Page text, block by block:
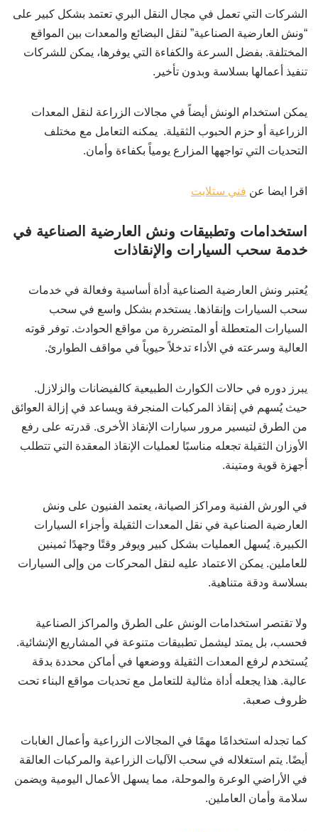
الشركات التي تعمل في مجال النقل البري تعتمد بشكل كبير على
“ونش العارضية الصناعية” لنقل البضائع والمعدات بين المواقع
المختلفة. بفضل السرعة والكفاءة التي يوفرها، يمكن للشركات
تنفيذ أعمالها بسلاسة وبدون تأخير.
يمكن استخدام الونش أيضاً في مجالات الزراعة لنقل المعدات
الزراعية أو حزم الحبوب الثقيلة. يمكنه التعامل مع مختلف
التحديات التي تواجهها المزارع يومياً بكفاءة وأمان.
اقرا ايضا عن فني ستلايت
استخدامات وتطبيقات ونش العارضية الصناعية في
خدمة سحب السيارات والإنقاذات
يُعتبر ونش العارضية الصناعية أداة أساسية وفعالة في خدمات
سحب السيارات وإنقاذها. يستخدم بشكل واسع في سحب
السيارات المتعطلة أو المتضررة من مواقع الحوادث. توفر قوته
العالية وسرعته في الأداء تدخلاً حيوياً في مواقف الطوارئ.
يبرز دوره في حالات الكوارث الطبيعية كالفيضانات والزلازل.
حيث يُسهم في إنقاذ المركبات المنجرفة ويساعد في إزالة العوائق
من الطرق لتيسير مرور سيارات الإنقاذ الأخرى. قدرته على رفع
الأوزان الثقيلة تجعله مناسبًا لعمليات الإنقاذ المعقدة التي تتطلب
أجهزة قوية ومتينة.
في الورش الفنية ومراكز الصيانة، يعتمد الفنيون على ونش
العارضية الصناعية في نقل المعدات الثقيلة وأجزاء السيارات
الكبيرة. يُسهل العمليات بشكل كبير ويوفر وقتًا وجهدًا ثمينين
للعاملين. يمكن الاعتماد عليه لنقل المحركات من وإلى السيارات
بسلاسة ودقة متناهية.
ولا تقتصر استخدامات الونش على الطرق والمراكز الصناعية
فحسب، بل يمتد ليشمل تطبيقات متنوعة في المشاريع الإنشائية.
يُستخدم لرفع المعدات الثقيلة ووضعها في أماكن محددة بدقة
عالية. هذا يجعله أداة مثالية للتعامل مع تحديات مواقع البناء تحت
ظروف صعبة.
كما تجدله استخدامًا مهمًا في المجالات الزراعية وأعمال الغابات
أيضًا. يتم استغلاله في سحب الآليات الزراعية والمركبات العالقة
في الأراضي الوعرة والموحلة، مما يسهل الأعمال اليومية ويضمن
سلامة وأمان العاملين.